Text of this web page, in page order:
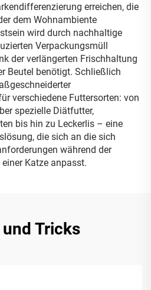
erreichen, die
dem Wohnambiente
wird durch nachhaltige
Verpackungsmüll
der verlängerten Frischhaltung
Beutel benötigt. Schließlich
verschiedene Futtersorten: von
spezielle Diätfutter,
bis hin zu Leckerlis – eine
die sich an die sich
während der
Katze anpasst.
Tricks